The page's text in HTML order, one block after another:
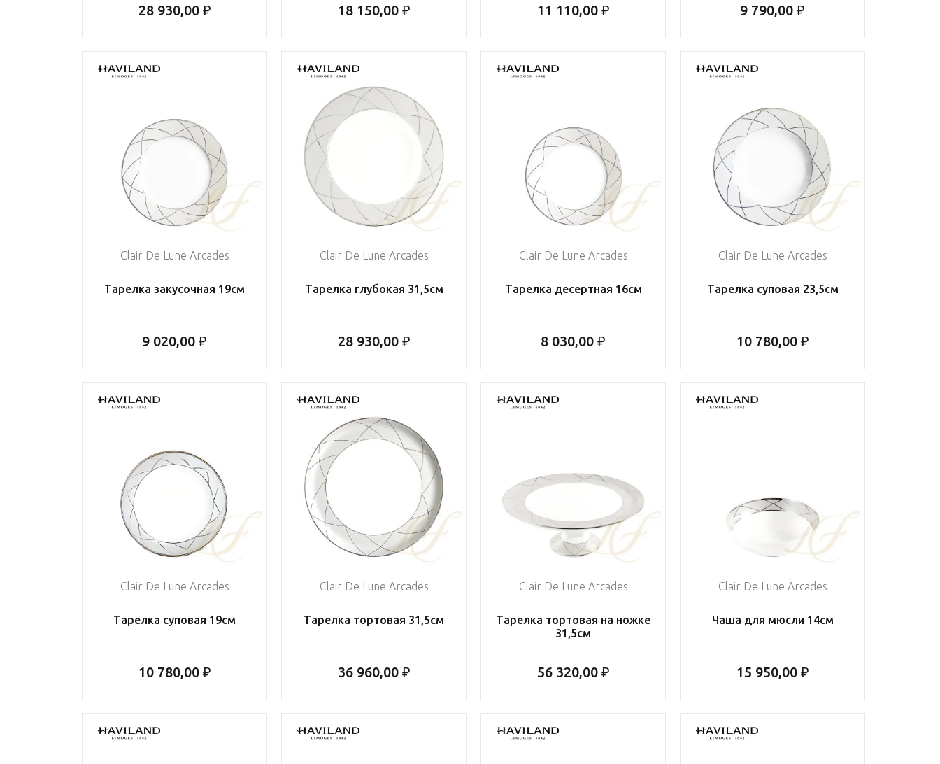
28 930,00 ₽ 18 150,00 ₽ 11 110,00 ₽ 9 790,00 ₽
Clair De Lune Arcades
Тарелка закусочная 19см
9 020,00 ₽
Clair De Lune Arcades
Тарелка глубокая 31,5см
28 930,00 ₽
Clair De Lune Arcades
Тарелка десертная 16см
8 030,00 ₽
Clair De Lune Arcades
Тарелка суповая 23,5см
10 780,00 ₽
Clair De Lune Arcades
Тарелка суповая 19см
10 780,00 ₽
Clair De Lune Arcades
Тарелка тортовая 31,5см
36 960,00 ₽
Clair De Lune Arcades
Тарелка тортовая на ножке
31,5см
56 320,00 ₽
Clair De Lune Arcades
Чаша для мюсли 14см
15 950,00 ₽